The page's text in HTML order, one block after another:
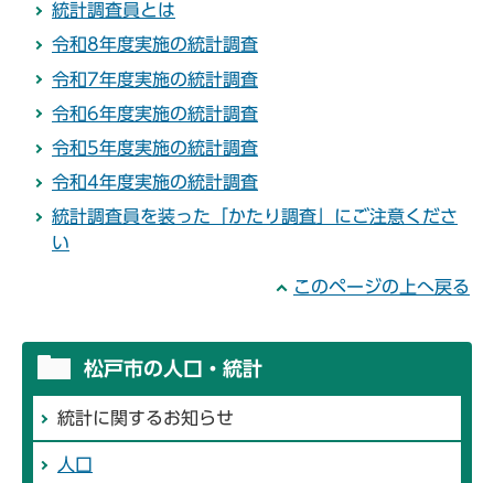
ら
統計調査員とは
令和8年度実施の統計調査
令和7年度実施の統計調査
令和6年度実施の統計調査
令和5年度実施の統計調査
令和4年度実施の統計調査
統計調査員を装った「かたり調査」にご注意くださ
い
このページの上へ戻る
松戸市の人口・統計
統計に関するお知らせ
人口